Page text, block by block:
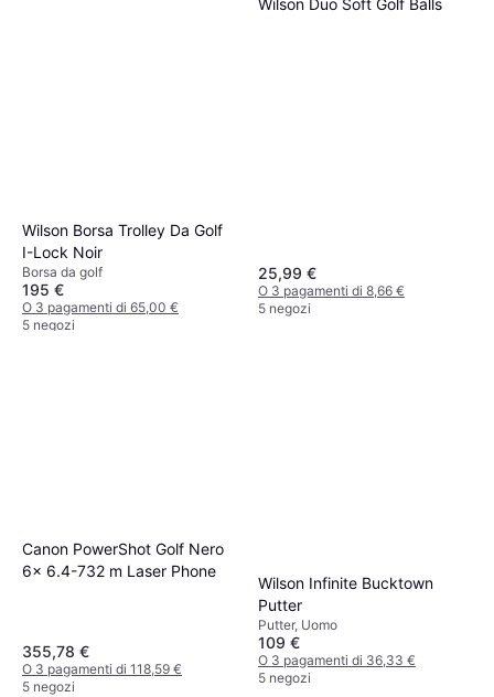
Wilson Borsa Trolley Da Golf
I-Lock Noir
Borsa da golf
195 €
O 3 pagamenti di 65,00 €
5 negozi
25,99 €
O 3 pagamenti di 8,66 €
5 negozi
Canon PowerShot Golf Nero
6x 6.4-732 m Laser Phone
355,78 €
O 3 pagamenti di 118,59 €
5 negozi
Wilson Infinite Bucktown
Putter
Putter, Uomo
109 €
O 3 pagamenti di 36,33 €
5 negozi